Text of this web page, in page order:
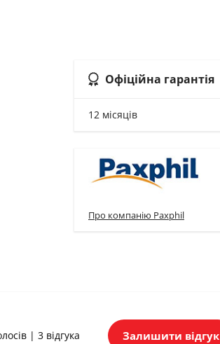
Офіційна гарантія
12 місяців
Про компанію Paxphil
| 3 відгука Залишити відгук